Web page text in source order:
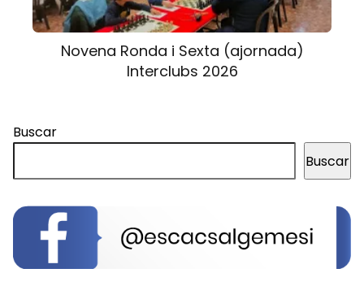
Novena Ronda i Sexta (ajornada)
Interclubs 2026
Buscar
Buscar